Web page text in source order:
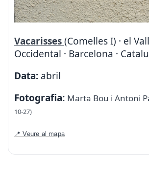
Vacarisses(Comelles I) · el
Occidental · Barcelona ·
Data: abril
Fotografia: Marta Bou i Antoni
10-27)
📍 Veure al mapa